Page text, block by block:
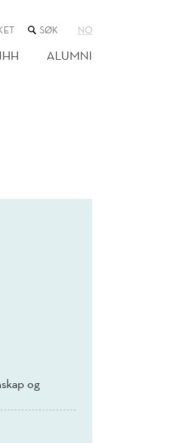
SØK
NETTSTEDET
NO
ALUMNI
og